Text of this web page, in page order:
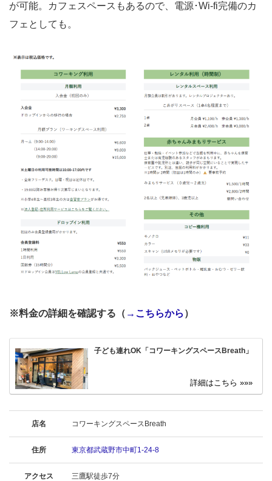
が可能。カフェスペースもあるので、電源･Wi-fi完備のカ
フェとしても。
※料金の詳細を確認する（ →こちらから ）
子ども連れOK「コワーキングスペースBreath」
店名 コワーキングスペースBreath
住所 東京都武蔵野市中町1-24-8
アクセス 三鷹駅徒歩7分